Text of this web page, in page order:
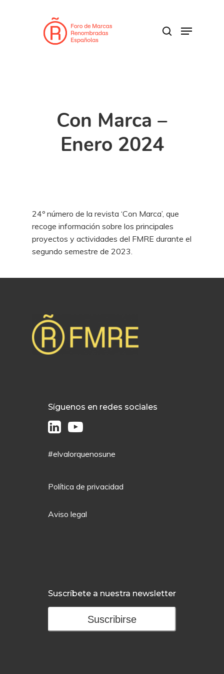
Menu
Con Marca –
Enero 2024
24º número de la revista ‘Con Marca’, que
recoge información sobre los principales
proyectos y actividades del FMRE durante el
segundo semestre de 2023.
Síguenos en redes sociales
#elvalorquenosune
Política de privacidad
Aviso legal
Suscríbete a nuestra newsletter
Suscribirse